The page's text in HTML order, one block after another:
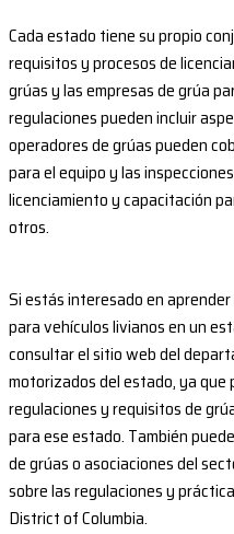
Cada estado tiene su propio
requisitos y procesos de
grúas y las empresas de grúa
regulaciones pueden incluir
operadores de grúas pueden
para el equipo y las
licenciamiento y capacitación
otros.
Si estás interesado en
para vehículos livianos en un
consultar el sitio web del
motorizados del estado, ya
regulaciones y requisitos de
para ese estado. También
de grúas o asociaciones del
sobre las regulaciones y
District of Columbia.